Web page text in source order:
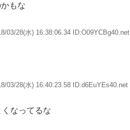
もな
03/28(水) 16:38:06.34 ID:O09YCBg40.net
03/28(水) 16:40:23.58 ID:d6EuYEs40.net
なってるな